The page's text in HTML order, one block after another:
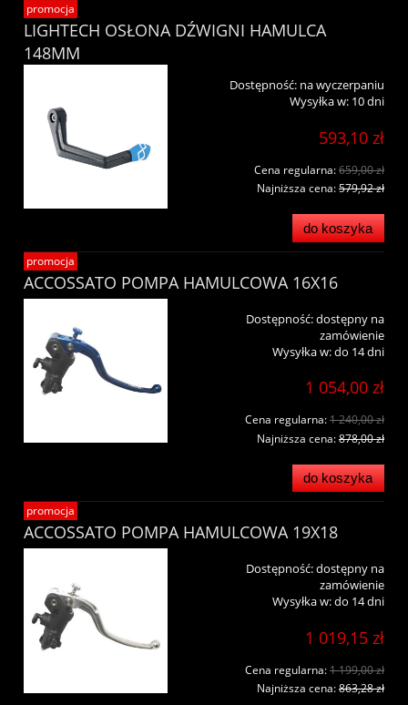
LIGHTECH OSŁONA DŹWIGNI HAMULCA
148MM
Dostępność: na wyczerpaniu
Wysyłka w: 10 dni
593,10 zł
Cena regularna:659,00 zł
Najniższa cena:579,92 zł
do koszyka
promocja
ACCOSSATO POMPA HAMULCOWA 16X16
Dostępność:dostępny na
zamówienie
Wysyłka w:do 14 dni
1 054,00 zł
Cena regularna:1 240,00 zł
Najniższa cena:878,00 zł
do koszyka
promocja
ACCOSSATO POMPA HAMULCOWA 19X18
Dostępność:dostępny na
zamówienie
Wysyłka w:do 14 dni
1 019,15 zł
Cena regularna:1 199,00 zł
Najniższa cena:863,28 zł
promocja